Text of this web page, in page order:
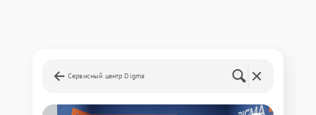
Сервисный центр Digma